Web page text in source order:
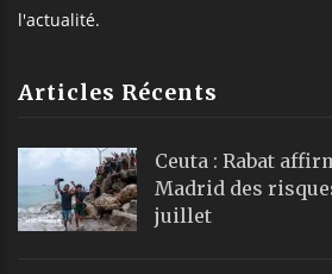
l'actualité.
Articles Récents
Ceuta : Rabat
Madrid des
juillet